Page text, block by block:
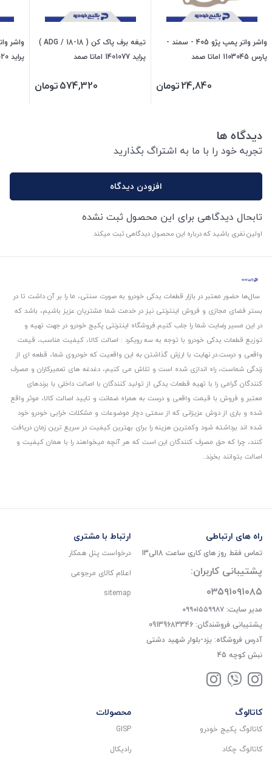
واشر واتر پمپ پژو 405 - سمند -
پارس 1103045 اماتا صمد
24,840تومان
تیغه برف پاک کن ( ADG / 18-18 )
پراید 1401077 اماتا صمد
574,320تومان
واشر
پراید 1404020اماتا صمد
دیدگاه ها
تجربه خود را با ما به اشتراگ بگذارید
افزودن دیدگاه
تابحال دیدگاهی برای این محصول ثبت نشده
اولین نفری باشید که درباره این محصول دیدگاهی ثبت میکند
سال‌ها حضور معتبر در بازار قطعات یدکی خودرو به صورت سنتی، ما را بر آن داشت تا در
بستر فضای مجازی و فروش اینترنتی نیز در خدمت شما مشتریان عزیز باشیم، باشد که
در این مسیر رضایت شما را جلب کنیم.فروشگاه اینترنتی پکیج خودرو در جهت تهیه و
توزیع قطعات یدکی خودرو با توجه به سه رویکرد : اصالت کالا، کیفیت مناسب، قیمت
واقعی و درست.در نهایت با ارزش گذاشتن به این واقعیت که خودروی شما، قطعه ای از
زندگی شماست، راه اندازی شده است و تلاش می کنیم، دغدغه های تعمیرکاران و مصرف
کنندگان گرامی را با تهیه قطعات یدکی از تولید کنندگان با اصالت داخلی با برندهای
معتبر و فروش با قیمت واقعی و درست به همراه ضمانت و تایید اصالت کالا، موثر واقع
شده و باری از دوش عزیزانی که از سمتی دچار موضوعات و مشکلات خرابی خودرو خود
شده اند برداشته شود و‌کمترین هزینه را برای بهترین کیفیت در سریع ترین زمان دریافت
کنند، چرا که حق مصرف کنندگان این است که هر آنچه میخواهند را با همان کیفیت و
اصالت بتوانند بخرند..
راه های ارتباطی
تماس فقط روز های کاری ساعت 8الی13
پشتیبانی کاربران:
۰۳۵۹۱۰۹۱۰۸۵
مدیر سایت: ۰۹۹۰۱۵۵۹۹۸۷
پشتیبانی فروشندگان: 09139683346
آدرس فروشگاه: یزد-بلوار شهید دشتی
نبش کوچه 45
ارتباط با مشتری
درخواست پنل همکار
اعلام کالای مرجوعی
sitemap
کاتالوگ
کاتالوگ پکیج خودرو
کاتالوگ چکاد
محصولات
GISP
رادیکال